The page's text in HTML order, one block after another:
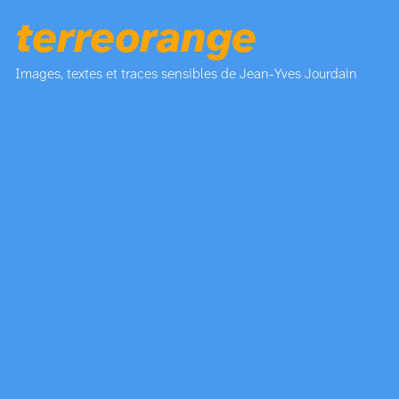
terreorange
Images, textes et traces sensibles de Jean-Yves Jourdain